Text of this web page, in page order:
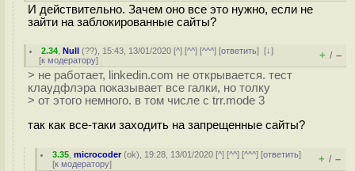
И действительно. Зачем оно все это нужно, если не
зайти на заблокированные сайты?
2.34 ,Null (??), 15:43, 13/01/2020 [^] [^^] [^^^] [ответить][↓]
[к модератору] + / –
> не работает, linkedin.com не открывается. тест
клаудфлэра показывает все галки, но толку
> от этого немного. в том числе с trr.mode 3
так как все-таки заходить на запрещенные сайты?
3.35 ,microcoder(ok), 19:28, 13/01/2020 [^] [^^] [^^^] [ответить]
[к модератору] + / –